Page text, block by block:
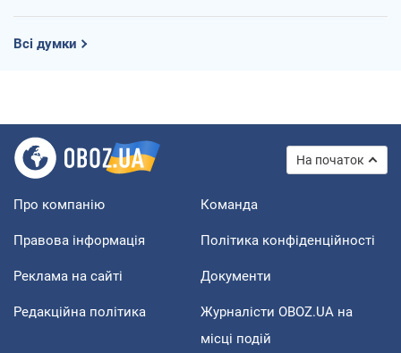
Всі думки
На початок
Про компанію Команда
Правова інформація Політика конфіденційності
Реклама на сайті Документи
Редакційна політика
Журналісти OBOZ.UA на
місці подій